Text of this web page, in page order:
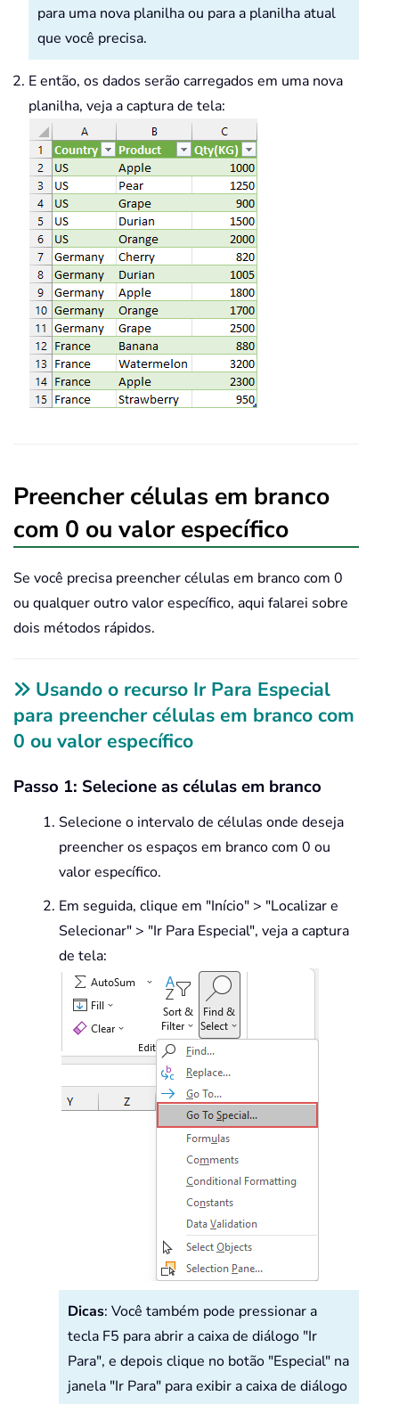
para uma nova planilha ou para a planilha atual
que você precisa.
E então, os dados serão carregados em uma nova
planilha, veja a captura de tela:
Preencher células em branco
com 0 ou valor específico
Se você precisa preencher células em branco com 0
ou qualquer outro valor específico, aqui falarei sobre
dois métodos rápidos.
Usando o recurso Ir Para Especial
para preencher células em branco com
0 ou valor específico
Passo 1: Selecione as células em branco
Selecione o intervalo de células onde deseja
preencher os espaços em branco com 0 ou
valor específico.
Em seguida, clique em "Início" > "Localizar e
Selecionar" > "Ir Para Especial", veja a captura
de tela:
Dicas: Você também pode pressionar a
tecla F5 para abrir a caixa de diálogo "Ir
Para", e depois clique no botão "Especial" na
janela "Ir Para" para exibir a caixa de diálogo